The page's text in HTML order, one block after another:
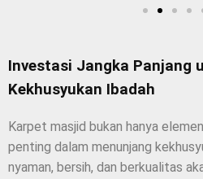
Investasi Jangka Panjang
Kekhusyukan Ibadah
Karpet masjid bukan hanya
penting dalam menunjang
nyaman, bersih, dan berkualitas